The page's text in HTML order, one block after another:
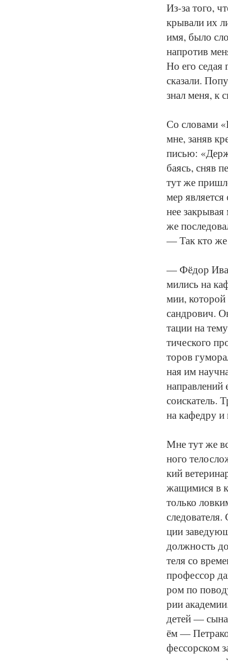
Из-за то­го,
кры­ва­ли их
имя, бы­ло
на­про­тив
Но его се­дая
ска­за­ли.
знал ме­ня, к
Со сло­ва­ми
мне, за­няв
писью:
ба­ясь, сняв
тут же
мер
нее
же
— Так кто же
— Фёдор
ми­лись на
мии,
сан­дро­вич.
та­ции на
ти­чес­ко­го
то­ров
ная им
на­прав­ле­ний
со­ис­ка­тель.
на ка­фед­ру и
Мне тут же
но­го
кий
жа­щи­ми­ся в
толь­ко
ции
долж­ность
те­ля со
про­фес­сор
ром по
рии
де­тей —
ём —
фес­сор­ском